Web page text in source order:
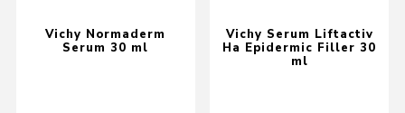
Vichy Normaderm
Serum 30 ml
Vichy Serum Liftactiv
Ha Epidermic Filler 30
ml